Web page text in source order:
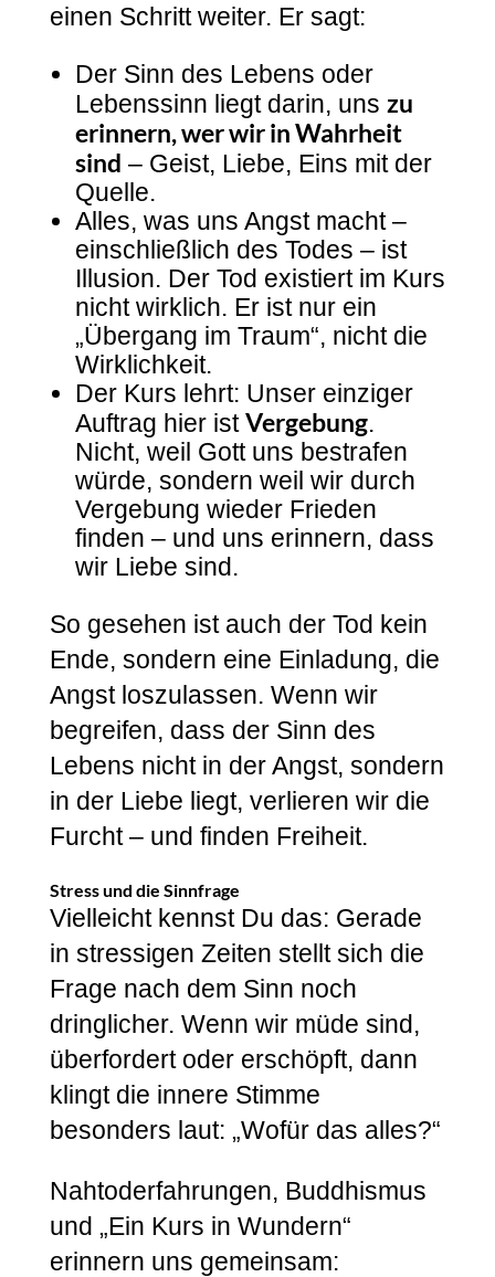
einen Schritt weiter. Er sagt:
Der Sinn des Lebens oder
Lebenssinn liegt darin, uns zu
erinnern, wer wir in Wahrheit
sind – Geist, Liebe, Eins mit der
Quelle.
Alles, was uns Angst macht –
einschließlich des Todes – ist
Illusion. Der Tod existiert im Kurs
nicht wirklich. Er ist nur ein
„Übergang im Traum“, nicht die
Wirklichkeit.
Der Kurs lehrt: Unser einziger
Auftrag hier istVergebung.
Nicht, weil Gott uns bestrafen
würde, sondern weil wir durch
Vergebung wieder Frieden
finden – und uns erinnern, dass
wir Liebe sind.
So gesehen ist auch der Tod kein
Ende, sondern eine Einladung, die
Angst loszulassen. Wenn wir
begreifen, dass der Sinn des
Lebens nicht in der Angst, sondern
in der Liebe liegt, verlieren wir die
Furcht – und finden Freiheit.
Stress und die Sinnfrage
Vielleicht kennst Du das: Gerade
in stressigen Zeiten stellt sich die
Frage nach dem Sinn noch
dringlicher. Wenn wir müde sind,
überfordert oder erschöpft, dann
klingt die innere Stimme
besonders laut: „Wofür das alles?“
Nahtoderfahrungen, Buddhismus
und „Ein Kurs in Wundern“
erinnern uns gemeinsam: